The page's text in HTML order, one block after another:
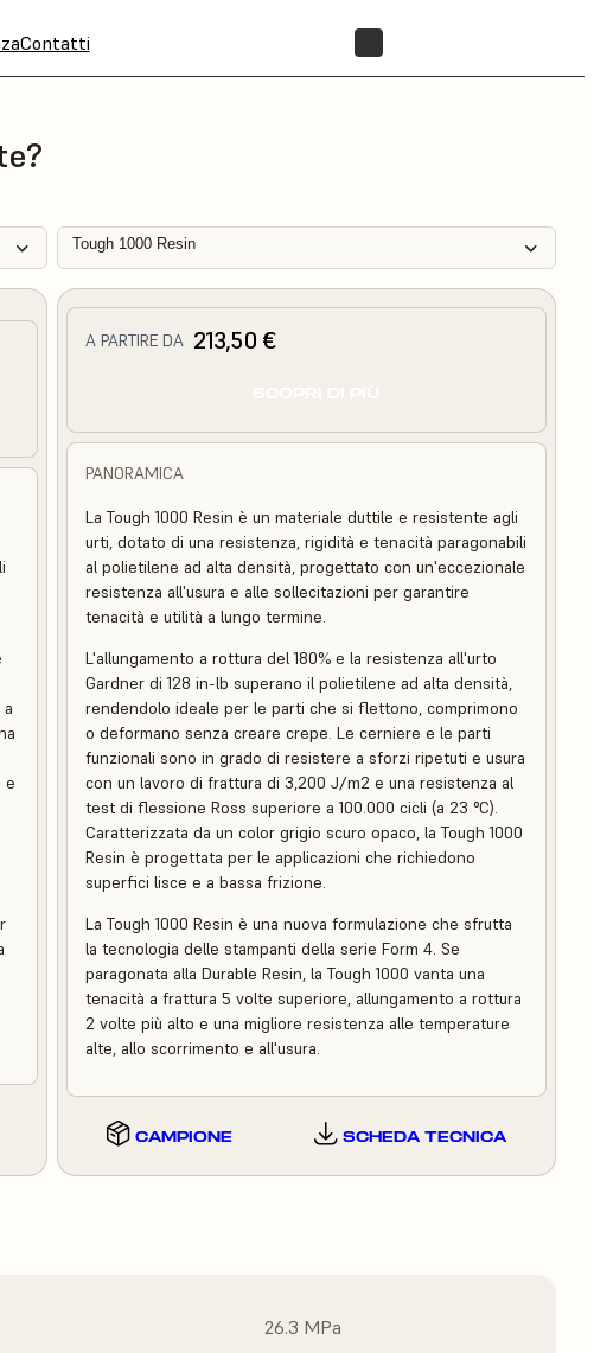
Contatti
Tough 1000 Resin
e
A PARTIRE DA 213,50 €
PANORAMICA
La Tough 1000 Resin è un materiale duttile e resistente agli
urti, dotato di una resistenza, rigidità e tenacità paragonabili
al polietilene ad alta densità, progettato con un'eccezionale
resistenza all'usura e alle sollecitazioni per garantire
tenacità e utilità a lungo termine.
L'allungamento a rottura del 180% e la resistenza all'urto
Gardner di 128 in-lb superano il polietilene ad alta densità,
rendendolo ideale per le parti che si flettono, comprimono
o deformano senza creare crepe. Le cerniere e le parti
funzionali sono in grado di resistere a sforzi ripetuti e usura
con un lavoro di frattura di 3,200 J/m2 e una resistenza al
test di flessione Ross superiore a 100.000 cicli (a 23 °C).
Caratterizzata da un color grigio scuro opaco, la Tough 1000
Resin è progettata per le applicazioni che richiedono
superfici lisce e a bassa frizione.
La Tough 1000 Resin è una nuova formulazione che sfrutta
la tecnologia delle stampanti della serie Form 4. Se
paragonata alla Durable Resin, la Tough 1000 vanta una
tenacità a frattura 5 volte superiore, allungamento a rottura
2 volte più alto e una migliore resistenza alle temperature
alte, allo scorrimento e all'usura.
CAMPIONE SCHEDA TECNICA
26.3 MPa